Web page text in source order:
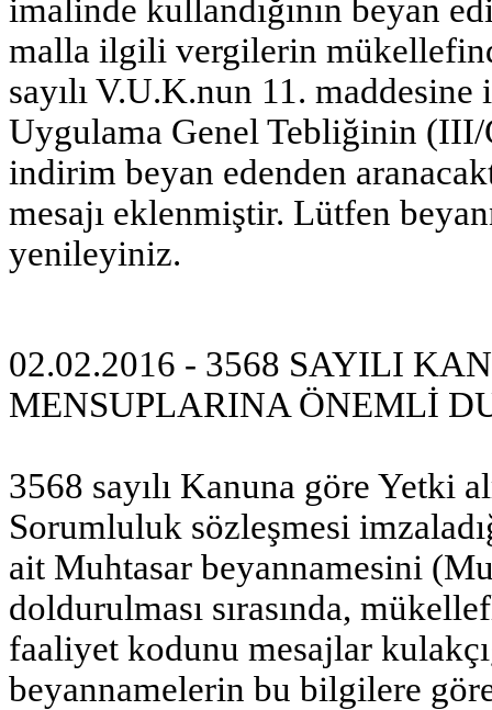
imalinde kullandığının beyan
malla ilgili vergilerin
sayılı V.U.K.nun 11.
Uygulama Genel Tebliğinin (III/
indirim beyan edenden
mesajı eklenmiştir. Lütfen
yenileyiniz.
02.02.2016 - 3568 SAYILI
MENSUPLARINA ÖNEMLİ
3568 sayılı Kanuna göre Yetki
Sorumluluk sözleşmesi
ait Muhtasar beyannamesini
doldurulması sırasında,
faaliyet kodunu mesajlar
beyannamelerin bu bilgilere